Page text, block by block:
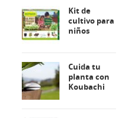
Kit de
cultivo para
niños
Cuida tu
planta con
Koubachi